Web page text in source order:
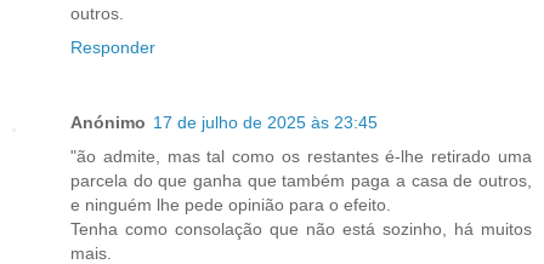
outros.
Responder
Anónimo 17 de julho de 2025 às 23:45
"ão admite, mas tal como os restantes é-lhe retirado uma
parcela do que ganha que também paga a casa de outros,
e ninguém lhe pede opinião para o efeito.
Tenha como consolação que não está sozinho, há muitos
mais.